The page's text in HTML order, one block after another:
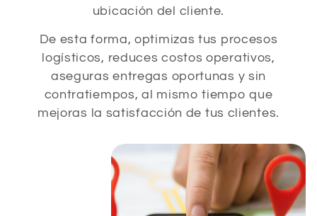
ubicación del cliente.
De esta forma, optimizas tus procesos
logísticos, reduces costos operativos,
aseguras entregas oportunas y sin
contratiempos, al mismo tiempo que
mejoras la satisfacción de tus clientes.